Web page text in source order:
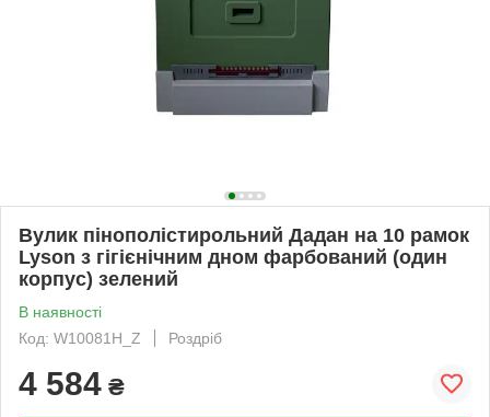
Вулик пінополістирольний Дадан на 10 рамок
Lyson з гігієнічним дном фарбований (один
корпус) зелений
В наявності
Код: W10081H_Z
Роздріб
4 584 ₴